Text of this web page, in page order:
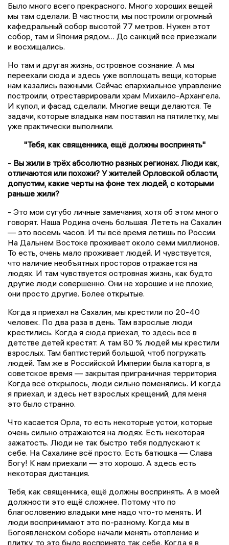
Было много всего прекрасного. Много хороших вещей
мы там сделали. В частности, мы построили огромный
кафедральный собор высотой 77 метров. Нужен этот
собор, там и Япония рядом… До санкций все приезжали
и восхищались.
Но там и другая жизнь, островное сознание. А мы
переехали сюда и здесь уже воплощать вещи, которые
нам казались важными. Сейчас епархиальное управление
построили, отреставрировали храм Михаило-Архангела.
И купол, и фасад сделали. Многие вещи делаются. Те
задачи, которые владыка нам поставил на пятилетку, мы
уже практически выполнили.
"Тебя, как священника, ещё должны воспринять"
- Вы жили в трёх абсолютно разных регионах. Люди как,
отличаются или похожи? У жителей Орловской области,
допустим, какие черты на фоне тех людей, с которыми
раньше жили?
- Это мои сугубо личные замечания, хотя об этом много
говорят. Наша Родина очень большая. Лететь на Сахалин
— это восемь часов. И ты всё время летишь по России.
На Дальнем Востоке проживает около семи миллионов.
То есть, очень мало проживает людей. И чувствуется,
что наличие необъятных просторов отражается на
людях. И там чувствуется островная жизнь, как будто
другие люди совершенно. Они не хорошие и не плохие,
они просто другие. Более открытые.
Когда я приехал на Сахалин, мы крестили по 20-40
человек. По два раза в день. Там взрослые люди
крестились. Когда я сюда приехал, то здесь все в
детстве детей крестят. А там 80 % людей мы крестили
взрослых. Там баптистерий большой, чтоб погружать
людей. Там же в Российской Империи была каторга, в
советское время — закрытая приграничная территория.
Когда всё открылось, люди сильно поменялись. И когда
я приехал, и здесь нет взрослых крещений, для меня
это было странно.
Что касается Орла, то есть некоторые устои, которые
очень сильно отражаются на людях. Есть некоторая
зажатость. Люди не так быстро тебя подпускают к
себе. На Сахалине всё просто. Есть батюшка — Слава
Богу! К нам приехали — это хорошо. А здесь есть
некоторая дистанция.
Тебя, как священника, ещё должны воспринять. А в моей
должности это ещё сложнее. Потому что по
благословению владыки мне надо что-то менять. И
люди воспринимают это по-разному. Когда мы в
Богоявленском соборе начали менять отопление и
плитку, то это было воспринято так себе. Когда я в